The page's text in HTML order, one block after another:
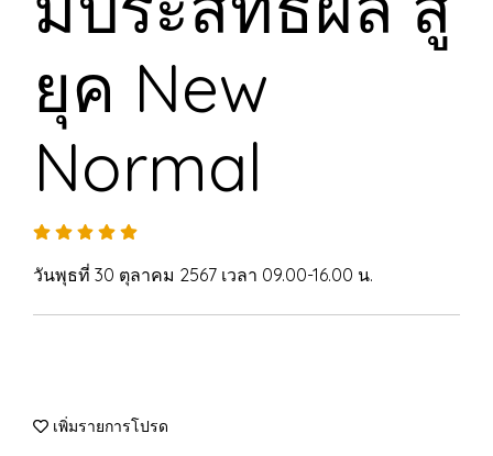
ยุค New
Normal
วันพุธที่ 30 ตุลาคม 2567 เวลา 09.00-16.00 น.
เพิ่มรายการโปรด